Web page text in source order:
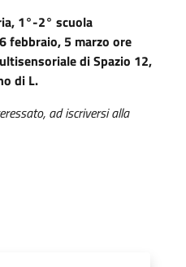
1°-2° scuola
febbraio, 5 marzo ore
di Spazio 12,
di L.
ad iscriversi alla